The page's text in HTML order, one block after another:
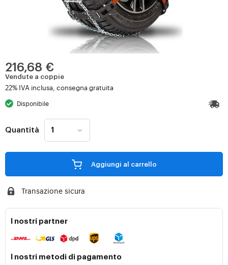
216,68 €
Vendute a coppie
22% IVA inclusa, consegna gratuita
Disponibile
Quantità
Aggiungi al carrello
Transazione sicura
I nostri partner
I nostri metodi di pagamento